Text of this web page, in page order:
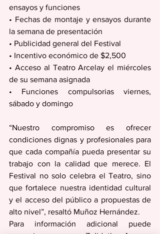
ensayos y funciones
• Fechas de montaje y ensayos durante
la semana de presentación
• Publicidad general del Festival
• Incentivo económico de $2,500
• Acceso al Teatro Arcelay el miércoles
de su semana asignada
• Funciones compulsorias viernes,
sábado y domingo
“Nuestro compromiso es ofrecer
condiciones dignas y profesionales para
que cada compañía pueda presentar su
trabajo con la calidad que merece. El
Festival no solo celebra el Teatro, sino
que fortalece nuestra identidad cultural
y el acceso del público a propuestas de
alto nivel”, resaltó Muñoz Hernández.
Para información adicional puede